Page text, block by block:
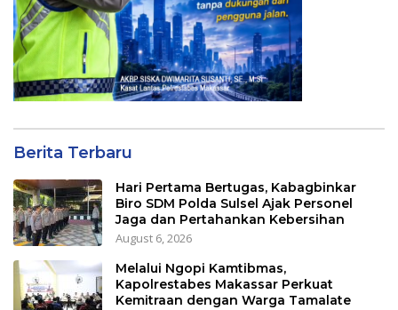
Berita Terbaru
Hari Pertama Bertugas, Kabagbinkar
Biro SDM Polda Sulsel Ajak Personel
Jaga dan Pertahankan Kebersihan
August 6, 2026
Melalui Ngopi Kamtibmas,
Kapolrestabes Makassar Perkuat
Kemitraan dengan Warga Tamalate